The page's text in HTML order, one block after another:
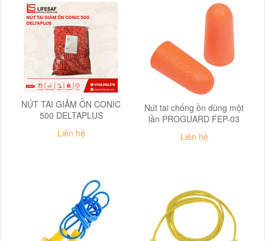
NÚT TAI GIẢM ỒN CONIC
500 DELTAPLUS
Liên hệ
Nút tai chống ồn dùng một
lần PROGUARD FEP-03
Liên hệ